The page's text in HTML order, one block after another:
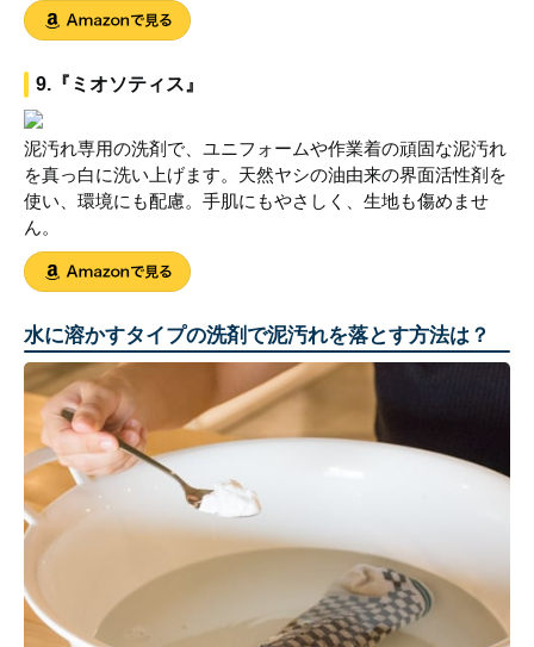
9.『ミオソティス』
泥汚れ専用の洗剤で、ユニフォームや作業着の頑固な泥汚れ
を真っ白に洗い上げます。天然ヤシの油由来の界面活性剤を
使い、環境にも配慮。手肌にもやさしく、生地も傷めませ
ん。
水に溶かすタイプの洗剤で泥汚れを落とす方法は？